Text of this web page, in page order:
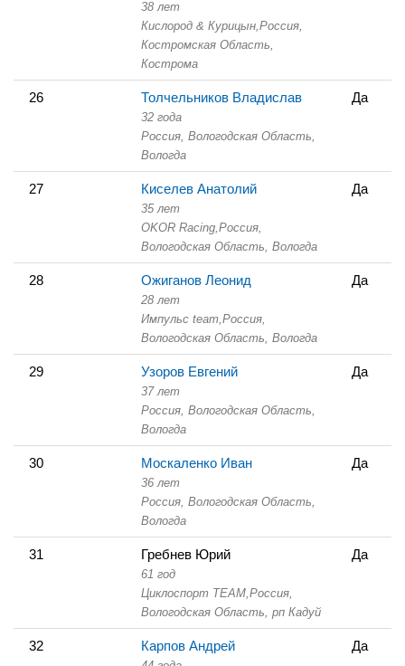
38 лет
Кислород & Курицын, Россия,
Костромская Область,
Кострома
26 Толчельников Владислав
32 года
Россия, Вологодская Область,
Вологда
Да
27 Киселев Анатолий
35 лет
OKOR Racing, Россия,
Вологодская Область, Вологда
Да
28 Ожиганов Леонид
28 лет
Импульс team, Россия,
Вологодская Область, Вологда
Да
29 Узоров Евгений
37 лет
Россия, Вологодская Область,
Вологда
Да
30 Москаленко Иван
36 лет
Россия, Вологодская Область,
Вологда
Да
31 Гребнев Юрий
61 год
Циклоспорт TEAM, Россия,
Вологодская Область, рп Кадуй
Да
32 Карпов Андрей Да